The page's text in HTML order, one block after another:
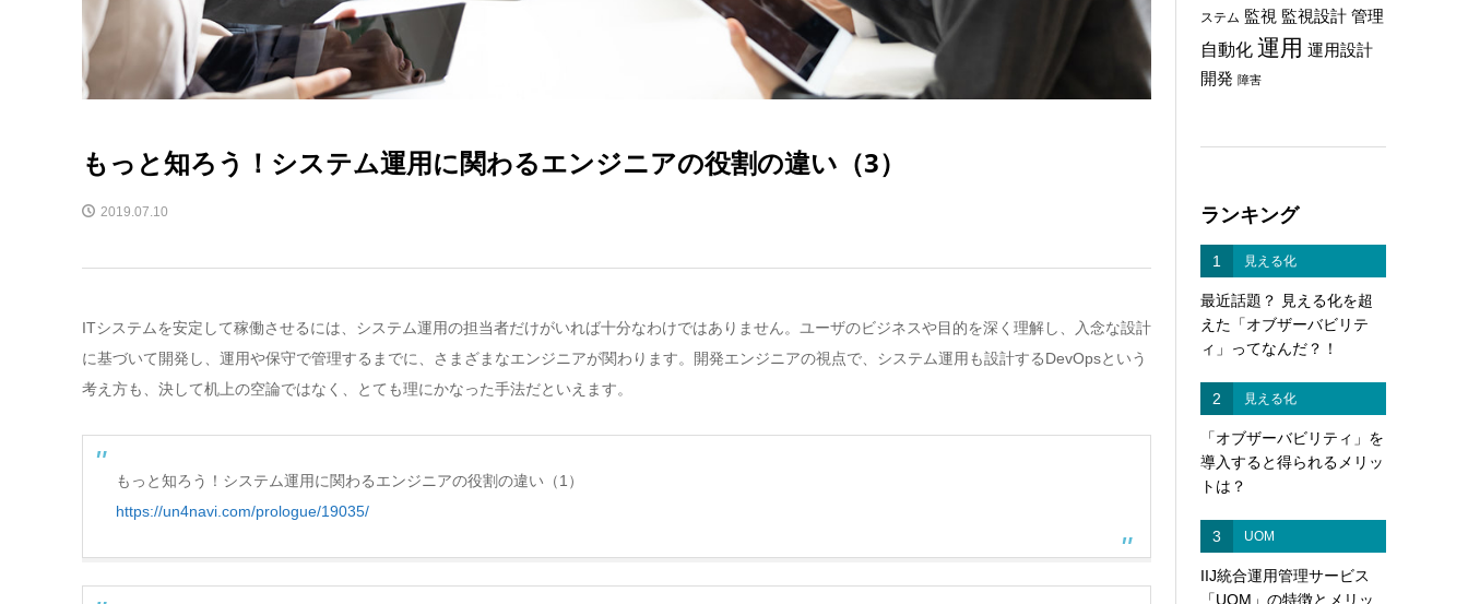
もっと知ろう！システム運用に関わるエンジニアの役割の違い（3）
2019.07.10
ITシステムを安定して稼働させるには、システム運用の担当者だけがいれば十分なわけではありません。ユーザのビジネスや目的を深く理解し、入念な設計
に基づいて開発し、運用や保守で管理するまでに、さまざまなエンジニアが関わります。開発エンジニアの視点で、システム運用も設計するDevOpsという
考え方も、決して机上の空論ではなく、とても理にかなった手法だといえます。
もっと知ろう！システム運用に関わるエンジニアの役割の違い（1）
https://un4navi.com/prologue/19035/
ステム 監視 監視設計 管理
自動化 運用 運用設計
開発 障害
ランキング
1 見える化
最近話題？ 見える化を超
えた「オブザーバビリテ
ィ」ってなんだ？！
2 見える化
「オブザーバビリティ」を
導入すると得られるメリッ
トは？
3 UOM
IIJ統合運用管理サービス
「UOM」の特徴とメリッ